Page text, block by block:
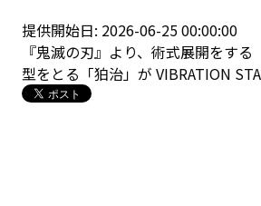
提供開始日: 2026-06-25 00:00:00
『鬼滅の刃』より、術式展開をす
型をとる「狛治」が VIBRATION